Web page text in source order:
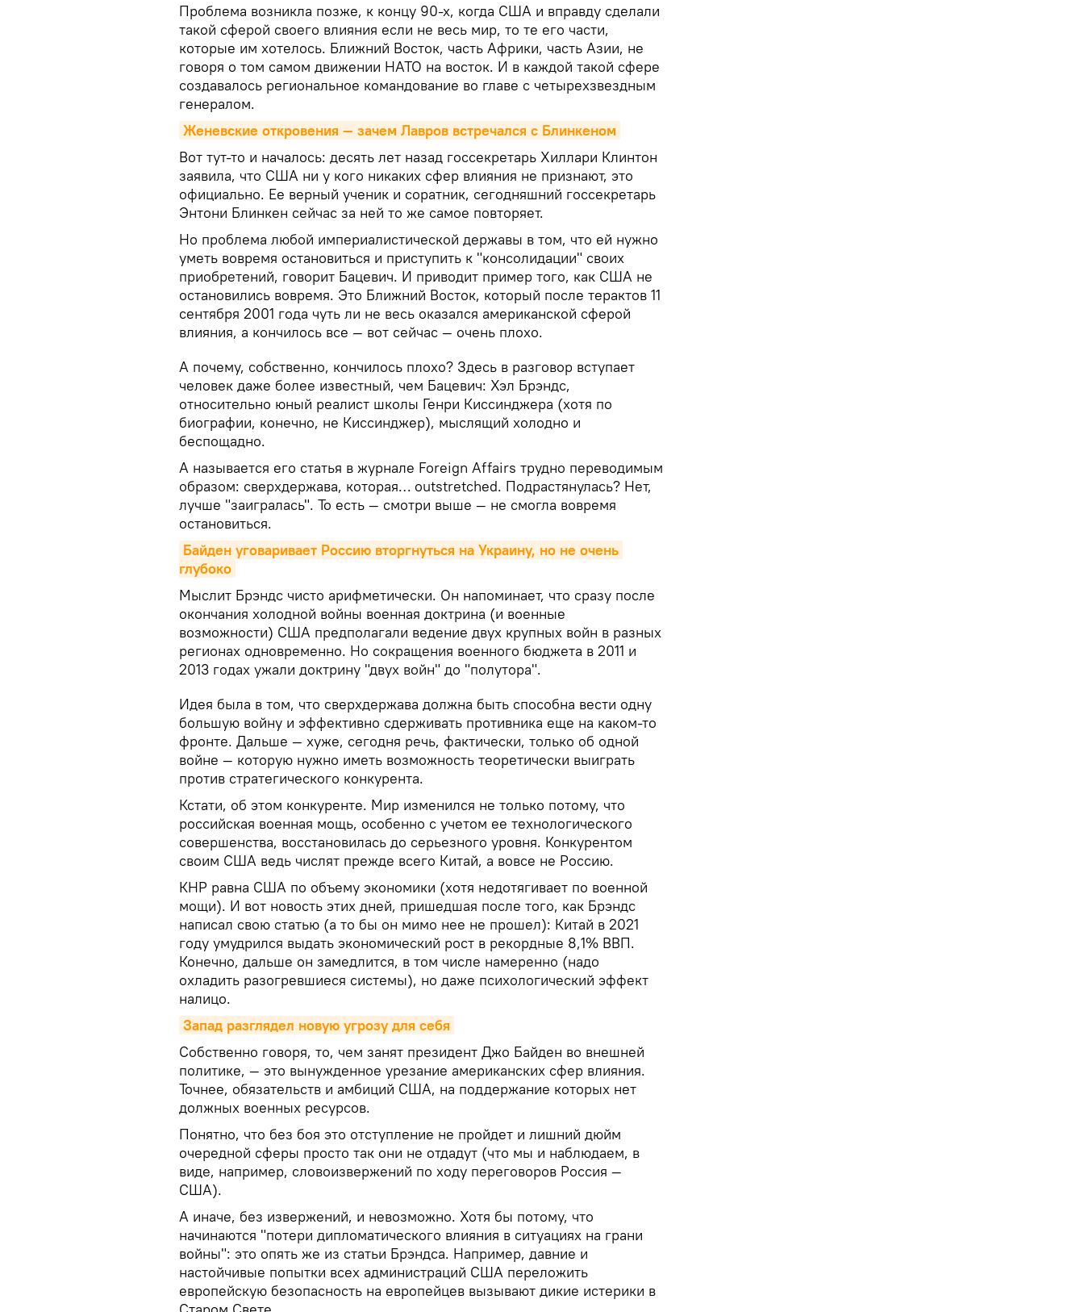
Проблема возникла позже, к концу 90-х, когда США и вправду сделали
такой сферой своего влияния если не весь мир, то те его части,
которые им хотелось. Ближний Восток, часть Африки, часть Азии, не
говоря о том самом движении НАТО на восток. И в каждой такой сфере
создавалось региональное командование во главе с четырехзвездным
генералом.
Женевские откровения — зачем Лавров встречался с Блинкеном
Вот тут-то и началось: десять лет назад госсекретарь Хиллари Клинтон
заявила, что США ни у кого никаких сфер влияния не признают, это
официально. Ее верный ученик и соратник, сегодняшний госсекретарь
Энтони Блинкен сейчас за ней то же самое повторяет.
Но проблема любой империалистической державы в том, что ей нужно
уметь вовремя остановиться и приступить к "консолидации" своих
приобретений, говорит Бацевич. И приводит пример того, как США не
остановились вовремя. Это Ближний Восток, который после терактов 11
сентября 2001 года чуть ли не весь оказался американской сферой
влияния, а кончилось все — вот сейчас — очень плохо.
А почему, собственно, кончилось плохо? Здесь в разговор вступает
человек даже более известный, чем Бацевич: Хэл Брэндс,
относительно юный реалист школы Генри Киссинджера (хотя по
биографии, конечно, не Киссинджер), мыслящий холодно и
беспощадно.
А называется его статья в журнале Foreign Affairs трудно переводимым
образом: сверхдержава, которая… outstretched. Подрастянулась? Нет,
лучше "заигралась". То есть — смотри выше — не смогла вовремя
остановиться.
Байден уговаривает Россию вторгнуться на Украину, но не очень
глубоко
Мыслит Брэндс чисто арифметически. Он напоминает, что сразу после
окончания холодной войны военная доктрина (и военные
возможности) США предполагали ведение двух крупных войн в разных
регионах одновременно. Но сокращения военного бюджета в 2011 и
2013 годах ужали доктрину "двух войн" до "полутора".
Идея была в том, что сверхдержава должна быть способна вести одну
большую войну и эффективно сдерживать противника еще на каком-то
фронте. Дальше — хуже, сегодня речь, фактически, только об одной
войне — которую нужно иметь возможность теоретически выиграть
против стратегического конкурента.
Кстати, об этом конкуренте. Мир изменился не только потому, что
российская военная мощь, особенно с учетом ее технологического
совершенства, восстановилась до серьезного уровня. Конкурентом
своим США ведь числят прежде всего Китай, а вовсе не Россию.
КНР равна США по объему экономики (хотя недотягивает по военной
мощи). И вот новость этих дней, пришедшая после того, как Брэндс
написал свою статью (а то бы он мимо нее не прошел): Китай в 2021
году умудрился выдать экономический рост в рекордные 8,1% ВВП.
Конечно, дальше он замедлится, в том числе намеренно (надо
охладить разогревшиеся системы), но даже психологический эффект
налицо.
Запад разглядел новую угрозу для себя
Собственно говоря, то, чем занят президент Джо Байден во внешней
политике, — это вынужденное урезание американских сфер влияния.
Точнее, обязательств и амбиций США, на поддержание которых нет
должных военных ресурсов.
Понятно, что без боя это отступление не пройдет и лишний дюйм
очередной сферы просто так они не отдадут (что мы и наблюдаем, в
виде, например, словоизвержений по ходу переговоров Россия —
США).
А иначе, без извержений, и невозможно. Хотя бы потому, что
начинаются "потери дипломатического влияния в ситуациях на грани
войны": это опять же из статьи Брэндса. Например, давние и
настойчивые попытки всех администраций США переложить
европейскую безопасность на европейцев вызывают дикие истерики в